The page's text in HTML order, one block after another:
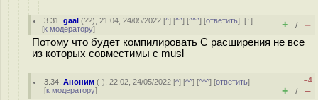
3.31 ,gaal (??), 21:04, 24/05/2022 [^] [^^] [^^^] [ответить][↑]
[к модератору] + / –
Потому что будет компилировать C расширения не все
из которых совместимы с musl
3.34 ,Аноним (-), 22:02, 24/05/2022 [^] [^^] [^^^] [ответить]
[к модератору]
–4
+ / –